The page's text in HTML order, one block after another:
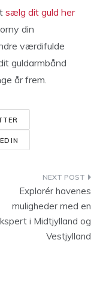
sælg dit guld her
din
værdifulde
guldarmbånd
år frem.
Explorér havenes
muligheder med en
i Midtjylland og
Vestjylland